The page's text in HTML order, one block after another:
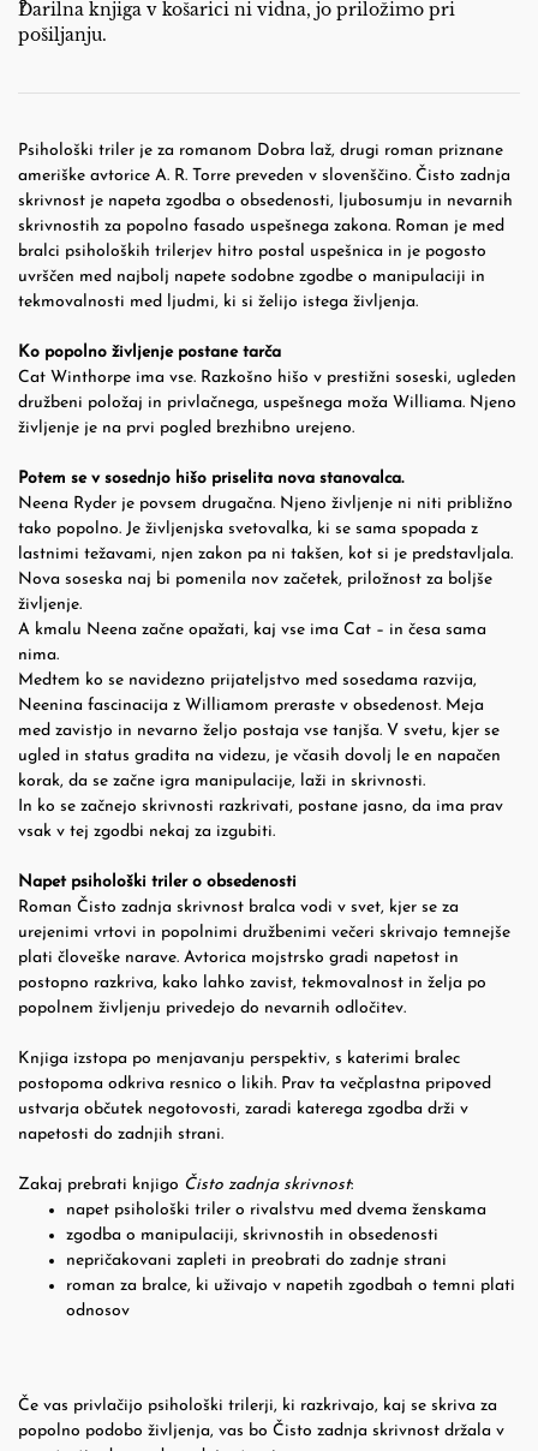
Darilna knjiga v košarici ni vidna, jo priložimo pri
pošiljanju.
Psihološki triler je za romanom Dobra laž, drugi roman priznane
ameriške avtorice A. R. Torre preveden v slovenščino. Čisto zadnja
skrivnost je napeta zgodba o obsedenosti, ljubosumju in nevarnih
skrivnostih za popolno fasado uspešnega zakona. Roman je med
bralci psiholoških trilerjev hitro postal uspešnica in je pogosto
uvrščen med najbolj napete sodobne zgodbe o manipulaciji in
tekmovalnosti med ljudmi, ki si želijo istega življenja.
Ko popolno življenje postane tarča
Cat Winthorpe ima vse. Razkošno hišo v prestižni soseski, ugleden
družbeni položaj in privlačnega, uspešnega moža Williama. Njeno
življenje je na prvi pogled brezhibno urejeno.
Potem se v sosednjo hišo priselita nova stanovalca.
Neena Ryder je povsem drugačna. Njeno življenje ni niti približno
tako popolno. Je življenjska svetovalka, ki se sama spopada z
lastnimi težavami, njen zakon pa ni takšen, kot si je predstavljala.
Nova soseska naj bi pomenila nov začetek, priložnost za boljše
življenje.
A kmalu Neena začne opažati, kaj vse ima Cat – in česa sama
nima.
Medtem ko se navidezno prijateljstvo med sosedama razvija,
Neenina fascinacija z Williamom preraste v obsedenost. Meja
med zavistjo in nevarno željo postaja vse tanjša. V svetu, kjer se
ugled in status gradita na videzu, je včasih dovolj le en napačen
korak, da se začne igra manipulacije, laži in skrivnosti.
In ko se začnejo skrivnosti razkrivati, postane jasno, da ima prav
vsak v tej zgodbi nekaj za izgubiti.
Napet psihološki triler o obsedenosti
Roman Čisto zadnja skrivnost bralca vodi v svet, kjer se za
urejenimi vrtovi in popolnimi družbenimi večeri skrivajo temnejše
plati človeške narave. Avtorica mojstrsko gradi napetost in
postopno razkriva, kako lahko zavist, tekmovalnost in želja po
popolnem življenju privedejo do nevarnih odločitev.
Knjiga izstopa po menjavanju perspektiv, s katerimi bralec
postopoma odkriva resnico o likih. Prav ta večplastna pripoved
ustvarja občutek negotovosti, zaradi katerega zgodba drži v
napetosti do zadnjih strani.
Zakaj prebrati knjigo Čisto zadnja skrivnost:
napet psihološki triler o rivalstvu med dvema ženskama
zgodba o manipulaciji, skrivnostih in obsedenosti
nepričakovani zapleti in preobrati do zadnje strani
roman za bralce, ki uživajo v napetih zgodbah o temni plati
odnosov
Če vas privlačijo psihološki trilerji, ki razkrivajo, kaj se skriva za
popolno podobo življenja, vas bo Čisto zadnja skrivnost držala v